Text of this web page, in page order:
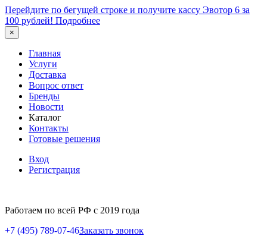
Перейдите по бегущей строке и получите кассу Эвотор 6 за
100 рублей! Подробнее
×
Главная
Услуги
Доставка
Вопрос ответ
Бренды
Новости
Каталог
Контакты
Готовые решения
Вход
Регистрация
Работаем по всей РФ с 2019 года
+7 (495) 789-07-46Заказать звонок